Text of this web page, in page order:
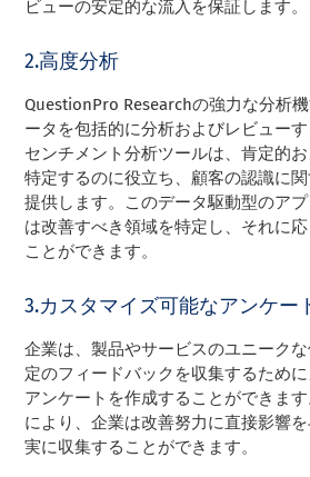
ビューの安定的な流入を保証します。
2.高度分析
QuestionPro Researchの強力な分析
ータを包括的に分析およびレビューす
センチメント分析ツールは、肯定的
特定するのに役立ち、顧客の認識に
提供します。このデータ駆動型のア
は改善すべき領域を特定し、それに
ことができます。
3.カスタマイズ可能なアンケー
企業は、製品やサービスのユニーク
定のフィードバックを収集するため
アンケートを作成することができま
により、企業は改善努力に直接影響
実に収集することができます。